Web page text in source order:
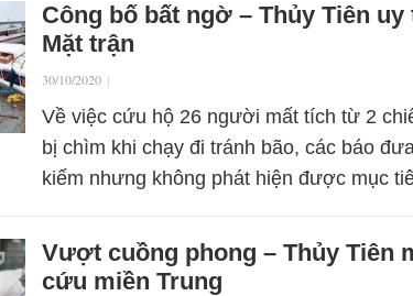
Công bố bất ngờ – Thủy Tiên uy
Mặt trận
30/10/2020 |
Về việc cứu hộ 26 người mất tích từ 2
bị chìm khi chạy đi tránh bão, các báo
kiếm nhưng không phát hiện được mục
Vượt cuồng phong – Thủy Tiên
cứu miền Trung